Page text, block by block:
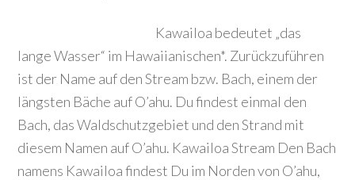
Kawailoa bedeutet „das
lange Wasser“ im Hawaiianischen*. Zurückzuführen
ist der Name auf den Stream bzw. Bach, einem der
längsten Bäche auf O’ahu. Du findest einmal den
Bach, das Waldschutzgebiet und den Strand mit
diesem Namen auf O’ahu. Kawailoa Stream Den Bach
namens Kawailoa findest Du im Norden von O’ahu,